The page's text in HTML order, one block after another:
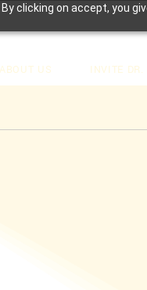
clicking on accept, you
ABOUT US INVITE DR.